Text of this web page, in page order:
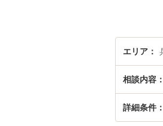
エリア
相談内容
詳細条件